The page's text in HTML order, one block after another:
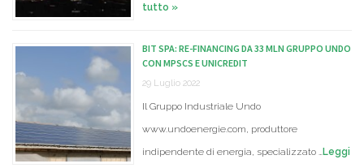
tutto »
BIT SPA: RE-FINANCING DA 33 MLN GRUPPO UNDO
CON MPSCS E UNICREDIT
29 Luglio 2022
Il Gruppo Industriale Undo
www.undoenergie.com, produttore
indipendente di energia, specializzato …Leggi